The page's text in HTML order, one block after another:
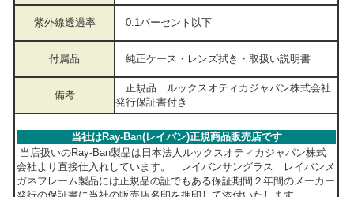
紫外線透過率 0.1パーセント以下
付属品 純正ケース・レンズ拭き・取扱い説明書
備考
正規品 ルックスオティカジャパン株式会社
発行保証書付き
当社はRay-Ban(レイバン)正規商品販売店です
当店扱いのRay-Ban製品は日本法人ルックスオティカジャパン株式
会社より直接仕入れしています。 レイバンサングラス レイバンメ
ガネフレーム製品には正規品の証でもある保証期間２年間のメーカー